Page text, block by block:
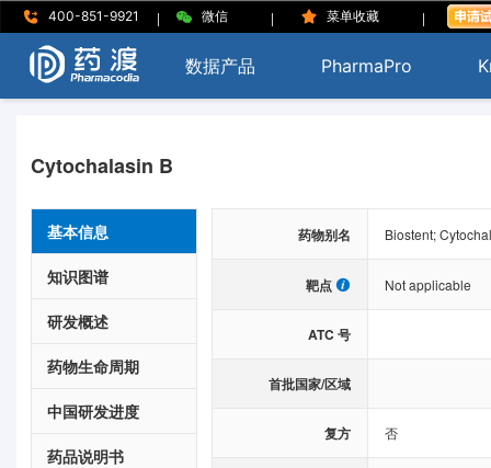
400-851-9921 | 微信 | 菜单收藏 |
数据产品 PharmaPro
Cytochalasin B
基本信息
知识图谱
研发概述
药物生命周期
中国研发进度
药品说明书
药物别名 Biostent;
靶点 Not applicable
ATC 号
首批国家/区域
复方 否